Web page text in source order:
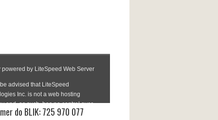
do BLIK: 725 970 077